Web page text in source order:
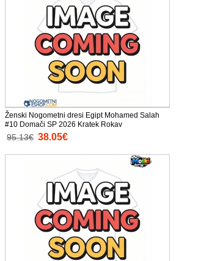
Ženski Nogometni dresi Egipt Mohamed Salah
#10 Domači SP 2026 Kratek Rokav
95.13€ 38.05€